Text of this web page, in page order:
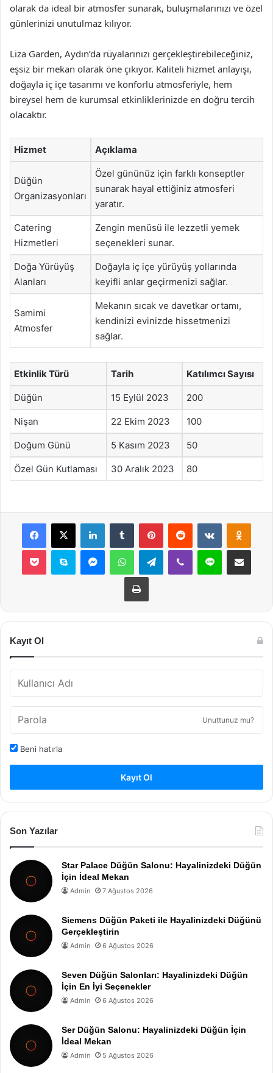
olarak da ideal bir atmosfer sunarak, buluşmalarınızı ve özel
günlerinizi unutulmaz kılıyor.
Liza Garden, Aydın’da rüyalarınızı gerçekleştirebileceğiniz,
eşsiz bir mekan olarak öne çıkıyor. Kaliteli hizmet anlayışı,
doğayla iç içe tasarımı ve konforlu atmosferiyle, hem
bireysel hem de kurumsal etkinliklerinizde en doğru tercih
olacaktır.
Hizmet Açıklama
Düğün
Organizasyonları
Özel gününüz için farklı konseptler
sunarak hayal ettiğiniz atmosferi
yaratır.
Catering
Hizmetleri
Zengin menüsü ile lezzetli yemek
seçenekleri sunar.
Doğa Yürüyüş
Alanları
Doğayla iç içe yürüyüş yollarında
keyifli anlar geçirmenizi sağlar.
Samimi
Atmosfer
Mekanın sıcak ve davetkar ortamı,
kendinizi evinizde hissetmenizi
sağlar.
Etkinlik Türü Tarih Katılımcı Sayısı
Düğün 15 Eylül 2023 200
Nişan 22 Ekim 2023 100
Doğum Günü 5 Kasım 2023 50
Özel Gün Kutlaması 30 Aralık 2023 80
Facebook
X LinkedInTumblr PinterestReddit VKontakte
Pocket Skype MessengerWhatsAppTelegramViber Line E-Posta ile
Yazdır
Kayıt Ol
Unuttunuz mu?
Beni hatırla
Kayıt Ol
Son Yazılar
Star Palace Düğün Salonu: Hayalinizdeki Düğün
İçin İdeal Mekan
Admin 7 Ağustos 2026
Siemens Düğün Paketi ile Hayalinizdeki Düğünü
Gerçekleştirin
Admin 6 Ağustos 2026
Seven Düğün Salonları: Hayalinizdeki Düğün
İçin En İyi Seçenekler
Admin 6 Ağustos 2026
Ser Düğün Salonu: Hayalinizdeki Düğün İçin
İdeal Mekan
Admin 5 Ağustos 2026